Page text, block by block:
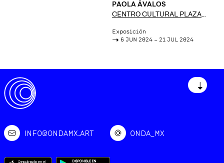
PAOLA ÁVALOS
CENTRO CULTURAL PLAZA
Exposición
-> 6 JUN 2024 – 21 JUL 2024
↓
INFO@ONDAMX.ART ONDA_MX